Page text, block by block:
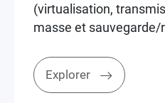
(virtualisation,
masse et
Explorer